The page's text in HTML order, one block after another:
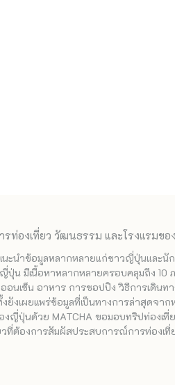
รท่องเที่ยว วัฒนธรรม และโรงแรมข
นะนำข้อมูลหลากหลายแก่ชาวญี่ปุ่นและนั
ปุ่น มีเนื้อหาหลากหลายครอบคลุมถึง 10
ออนเซ็น อาหาร การชอปปิง วิธีการเดินท
ยังเผยแพร่ข้อมูลที่เป็นทางการล่าสุดจา
งญี่ปุ่นด้วย MATCHA ขอมอบทริปท่องเ
ที่ต้องการสัมผัสประสบการณ์การท่องเ